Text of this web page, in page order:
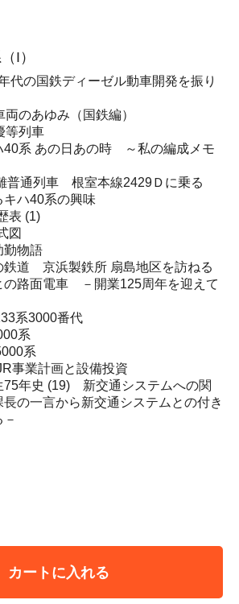
I）
代の国鉄ディーゼル動車開発を振り
のあゆみ（国鉄編）
等列車
40系 あの日あの時 ～私の編成メモ
普通列車 根室本線2429Ｄに乗る
キハ40系の興味
表 (1)
図
勤物語
鉄道 京浜製鉄所 扇島地区を訪ねる
の路面電車 －開業125周年を迎えて
系3000番代
系
系
事業計画と設備投資
75年史 (19) 新交通システムへの関
の一言から新交通システムとの付き
カートに入れる